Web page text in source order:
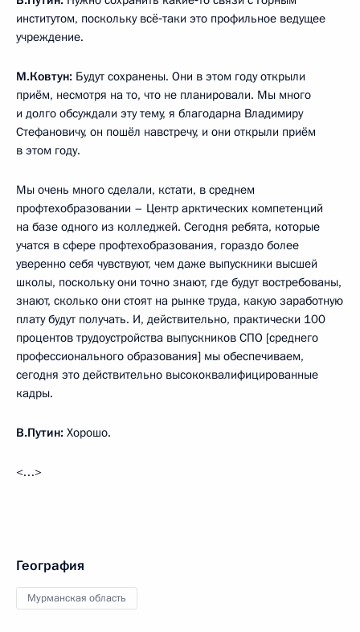
институтом, поскольку всё‑таки это профильное ведущее
учреждение.
М.Ковтун: Будут сохранены. Они в этом году открыли
приём, несмотря на то, что не планировали. Мы много
и долго обсуждали эту тему, я благодарна Владимиру
Стефановичу, он пошёл навстречу, и они открыли приём
в этом году.
Мы очень много сделали, кстати, в среднем
профтехобразовании – Центр арктических компетенций
на базе одного из колледжей. Сегодня ребята, которые
учатся в сфере профтехобразования, гораздо более
уверенно себя чувствуют, чем даже выпускники высшей
школы, поскольку они точно знают, где будут востребованы,
знают, сколько они стоят на рынке труда, какую заработную
плату будут получать. И, действительно, практически 100
процентов трудоустройства выпускников СПО [среднего
профессионального образования] мы обеспечиваем,
сегодня это действительно высококвалифицированные
кадры.
В.Путин: Хорошо.
<…>
География
Мурманская область